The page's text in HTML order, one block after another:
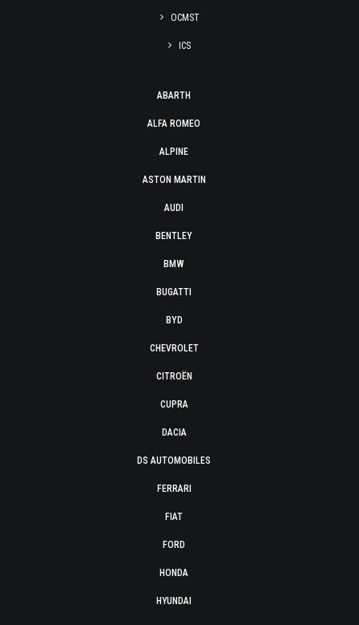
OCMST
ICS
ABARTH
ALFA ROMEO
ALPINE
ASTON MARTIN
AUDI
BENTLEY
BMW
BUGATTI
BYD
CHEVROLET
CITROËN
CUPRA
DACIA
DS AUTOMOBILES
FERRARI
FIAT
FORD
HONDA
HYUNDAI